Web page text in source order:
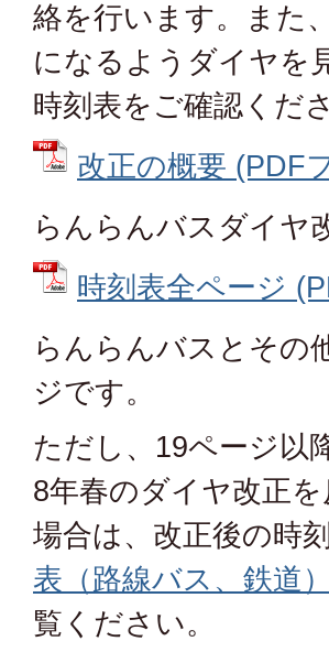
絡を行います。また
になるようダイヤを
時刻表をご確認くださ
改正の概要 (PDF
らんらんバスダイヤ
時刻表全ページ
らんらんバスとその
ジです。
ただし、19ページ以
8年春のダイヤ改正
場合は、改正後の時
表（路線バス、鉄道）
覧ください。